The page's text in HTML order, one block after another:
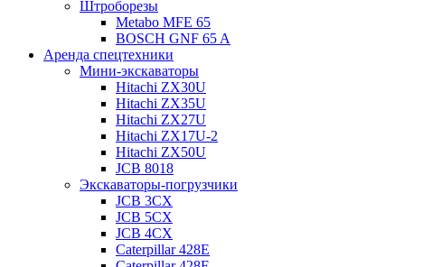
Штроборезы
Metabo MFE 65
BOSCH GNF 65 A
Аренда спецтехники
Мини-экскаваторы
Hitachi ZX30U
Hitachi ZX35U
Hitachi ZX27U
Hitachi ZX17U-2
Hitachi ZX50U
JCB 8018
Экскаваторы-погрузчики
JCB 3CX
JCB 5CX
JCB 4CX
Caterpillar 428E